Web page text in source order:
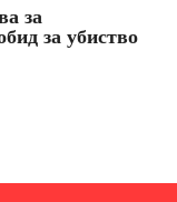
за
за убиство